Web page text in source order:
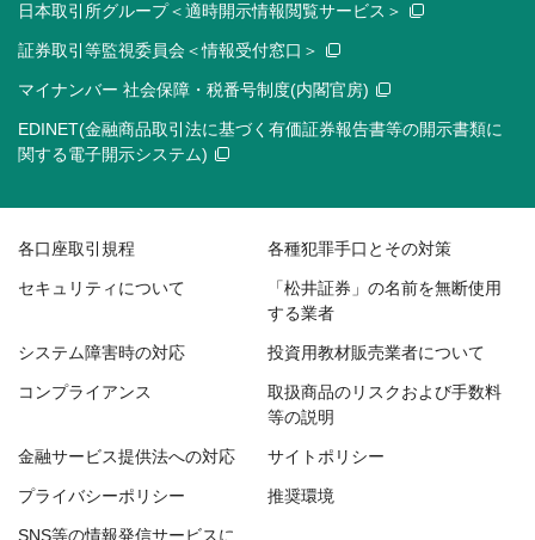
日本取引所グループ＜適時開示情報閲覧サービス＞
証券取引等監視委員会＜情報受付窓口＞
マイナンバー 社会保障・税番号制度(内閣官房)
EDINET(金融商品取引法に基づく有価証券報告書等の開示書類に
関する電子開示システム)
各口座取引規程 各種犯罪手口とその対策
セキュリティについて
「松井証券」の名前を無断使用
する業者
システム障害時の対応 投資用教材販売業者について
コンプライアンス
取扱商品のリスクおよび手数料
等の説明
金融サービス提供法への対応 サイトポリシー
プライバシーポリシー 推奨環境
SNS等の情報発信サービスに